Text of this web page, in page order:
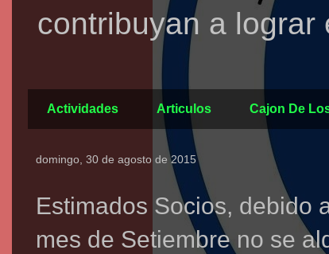
contribuyan a lograr
Actividades Articulos Cajon De
domingo, 30 de agosto de 2015
Estimados Socios, debido
mes de Setiembre no se